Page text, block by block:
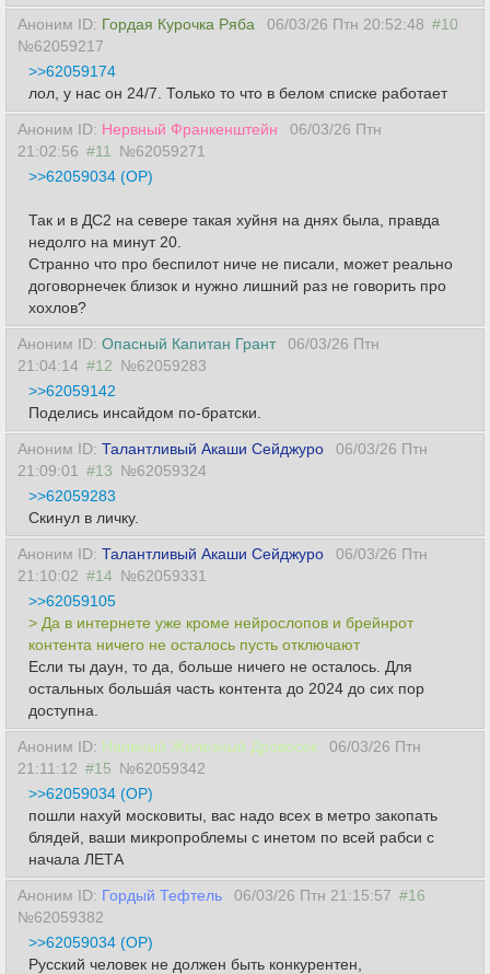
Аноним ID: Гордая Курочка Ряба 06/03/26 Птн 20:52:48 #10
№62059217
>>62059174
лол, у нас он 24/7. Только то что в белом списке работает
Аноним ID: Нервный Франкенштейн
06/03/26 Птн
21:02:56 #11
№62059271
>>62059034 (OP)
Так и в ДС2 на севере такая хуйня на днях была, правда
недолго на минут 20.
Странно что про беспилот ниче не писали, может реально
договорнечек близок и нужно лишний раз не говорить про
хохлов?
Аноним ID: Опасный Капитан Грант
06/03/26 Птн
21:04:14 #12 №62059283
>>62059142
Поделись инсайдом по-братски.
Аноним ID: Талантливый Акаши Сейджуро
06/03/26 Птн
21:09:01
#13 №62059324
>>62059283
Скинул в личку.
Аноним ID: Талантливый Акаши Сейджуро
06/03/26 Птн
21:10:02 #14 №62059331
>>62059105
> Да в интернете уже кроме нейрослопов и брейнрот
контента ничего не осталось пусть отключают
Если ты даун, то да, больше ничего не осталось. Для
остальных большáя часть контента до 2024 до сих пор
доступна.
Аноним ID: Наивный Железный Дровосек
06/03/26 Птн
21:11:12 #15 №62059342
>>62059034 (OP)
пошли нахуй московиты, вас надо всех в метро закопать
блядей, ваши микропроблемы с инетом по всей рабси с
начала ЛЕТА
Аноним ID: Гордый Тефтель 06/03/26 Птн 21:15:57 #16
№62059382
>>62059034 (OP)
Русский человек не должен быть конкурентен,